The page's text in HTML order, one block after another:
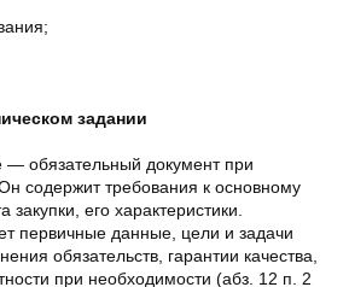
задании
— обязательный документ при
содержит требования к основному
его характеристики.
первичные данные, цели и задачи
обязательств, гарантии качества,
при необходимости (абз. 12 п. 2